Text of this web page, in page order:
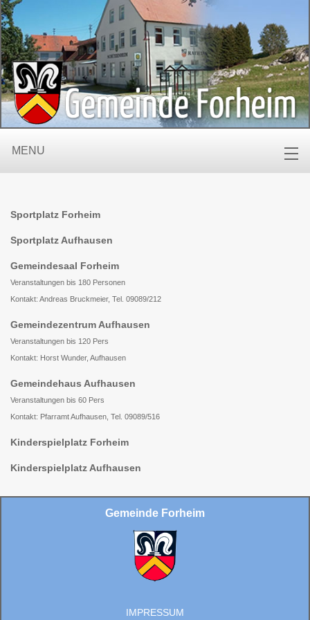
MENU
Sportplatz Forheim
Sportplatz Aufhausen
Gemeindesaal Forheim
Veranstaltungen bis 180 Personen
Kontakt: Andreas Bruckmeier, Tel. 09089/212
Gemeindezentrum Aufhausen
Veranstaltungen bis 120 Pers
Kontakt: Horst Wunder, Aufhausen
Gemeindehaus Aufhausen
Veranstaltungen bis 60 Pers
Kontakt: Pfarramt Aufhausen, Tel. 09089/516
Kinderspielplatz Forheim
Kinderspielplatz Aufhausen
Gemeinde Forheim
IMPRESSUM